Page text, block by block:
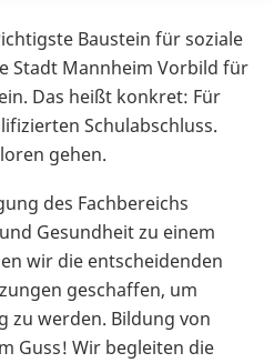
Baustein für soziale
Stadt Mannheim Vorbild für
Das heißt konkret: Für
Schulabschluss.
gehen.
des Fachbereichs
Gesundheit zu einem
wir die entscheidenden
geschaffen, um
zu werden. Bildung von
Guss! Wir begleiten die